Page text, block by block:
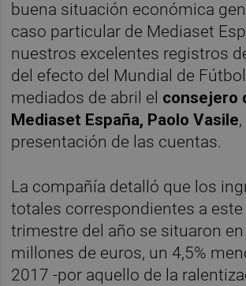
buena situación económica
caso particular de Mediaset
nuestros excelentes registros
del efecto del Mundial de
mediados de abril el consejero
Mediaset España, Paolo Vasile
presentación de las cuentas.
La compañía detalló que los
totales correspondientes a
trimestre del año se situaron
millones de euros, un 4,5%
2017 -por aquello de la